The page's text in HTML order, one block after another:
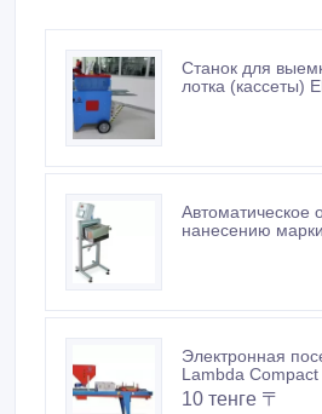
Станок для
лотка (кассеты)
Автоматическое
нанесению
Электронная
Lambda Compact
10 тенге 〒